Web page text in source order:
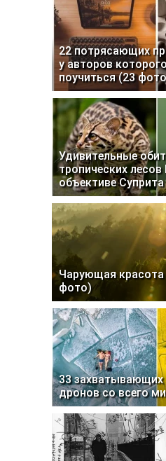
22 потрясающих
у авторов
поучиться (23
Удивительные
тропических
объективе
Чарующая красота
фото)
33 захватывающих
дронов со всего